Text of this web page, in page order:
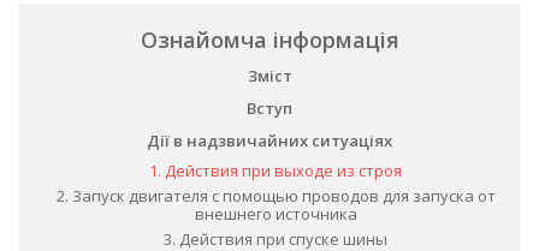
Ознайомча інформація
Зміст
Вступ
Дії в надзвичайних ситуаціях
1. Действия при выходе из строя
2. Запуск двигателя с помощью проводов для запуска от
внешнего источника
3. Действия при спуске шины